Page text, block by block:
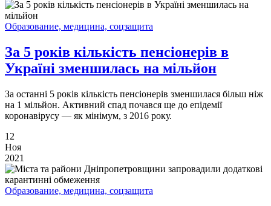
Образование, медицина, соцзащита
За 5 років кількість пенсіонерів в
Україні зменшилась на мільйон
За останні 5 років кількість пенсіонерів зменшилася більш ніж
на 1 мільйон. Активний спад почався ще до епідемії
коронавірусу — як мінімум, з 2016 року.
12
Ноя
2021
Образование, медицина, соцзащита